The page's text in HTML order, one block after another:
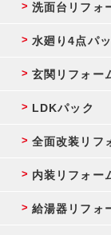
洗面台リフォ
水廻り4点パ
玄関リフォー
LDKパック
全面改装リフ
内装リフォー
給湯器リフォ